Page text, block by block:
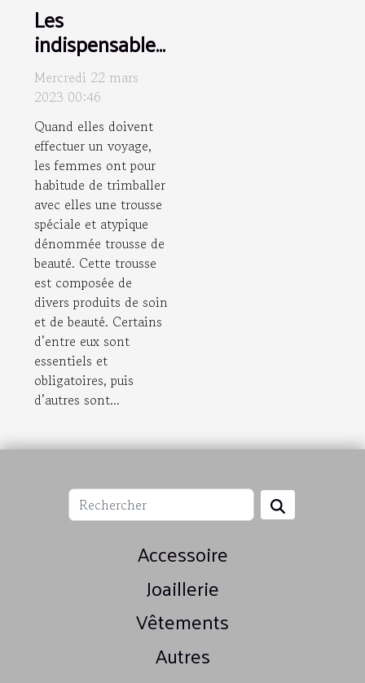
Les
indispensables
d’une trousse
de beauté de
femme
Mercredi 22 mars
2023 00:46
Quand elles doivent
effectuer un voyage,
les femmes ont pour
habitude de trimballer
avec elles une trousse
spéciale et atypique
dénommée trousse de
beauté. Cette trousse
est composée de
divers produits de soin
et de beauté. Certains
d’entre eux sont
essentiels et
obligatoires, puis
d’autres sont...
Accessoire
Joaillerie
Vêtements
Autres